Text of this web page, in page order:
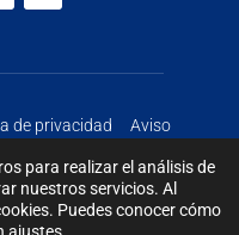
de privacidad
Aviso
para realizar el análisis de
nuestros servicios. Al
Puedes conocer cómo